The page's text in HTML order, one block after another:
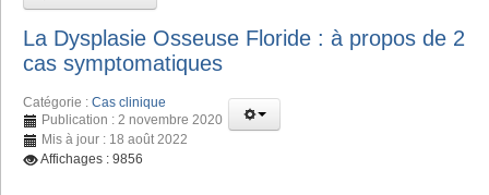
La Dysplasie Osseuse Floride : à propos de 2
cas symptomatiques
Catégorie : Cas clinique
Publication : 2 novembre 2020
Mis à jour : 18 août 2022
Affichages : 9856